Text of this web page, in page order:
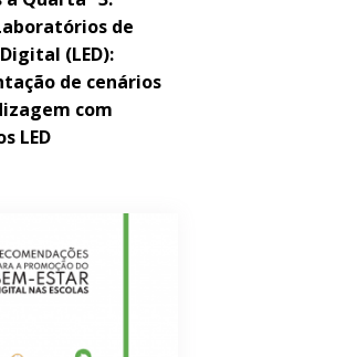
de
(LED):
de cenários
com
LED